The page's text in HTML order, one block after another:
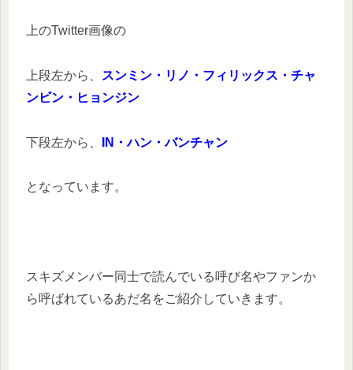
上のTwitter画像の
上段左から、
スンミン・リノ・フィリックス・チャ
ンビン・ヒョンジン
下段左から、 IN・ハン・バンチャン
となっています。
スキズメンバー同士で読んでいる呼び名やファンか
ら呼ばれているあだ名をご紹介していきます。